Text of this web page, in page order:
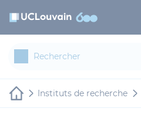
Instituts de recherche